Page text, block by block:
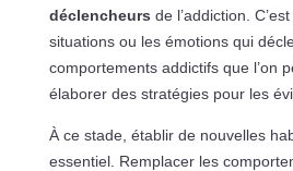
déclencheurs de l’addiction.
situations ou les émotions qui
comportements addictifs que l’on
élaborer des stratégies pour les
À ce stade, établir de nouvelles
essentiel. Remplacer les